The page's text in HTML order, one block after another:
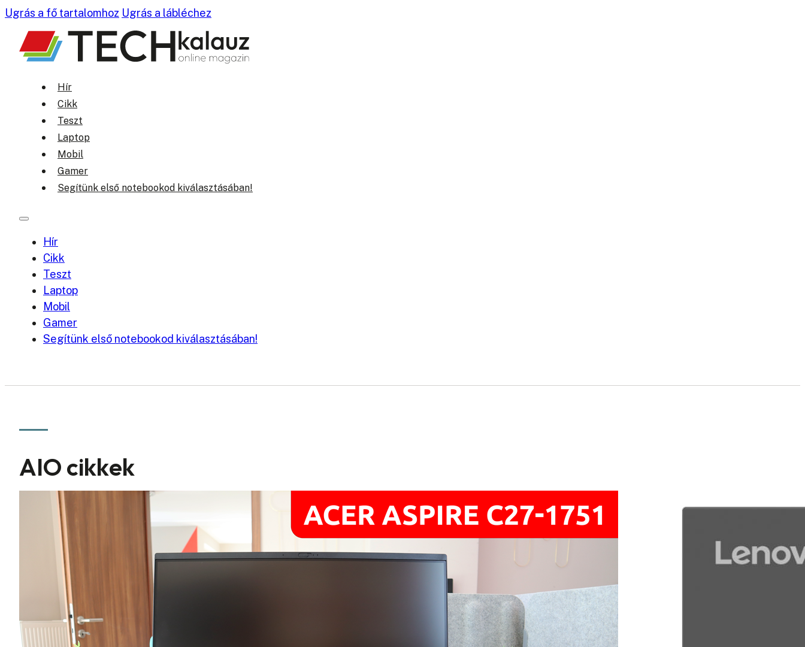
Ugrás a fő tartalomhoz Ugrás a lábléchez
Hír
Cikk
Teszt
Laptop
Mobil
Gamer
Segítünk első notebookod kiválasztásában!
Hír
Cikk
Teszt
Laptop
Mobil
Gamer
Segítünk első notebookod kiválasztásában!
AIO cikkek